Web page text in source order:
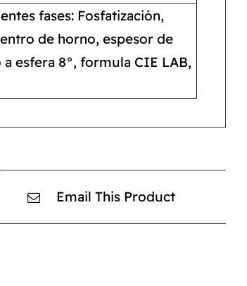
fases: Fosfatización,
de horno, espesor de
esfera 8°, formula CIE LAB,
Email This Product